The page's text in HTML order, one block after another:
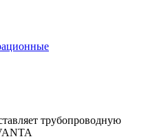
трубопроводную